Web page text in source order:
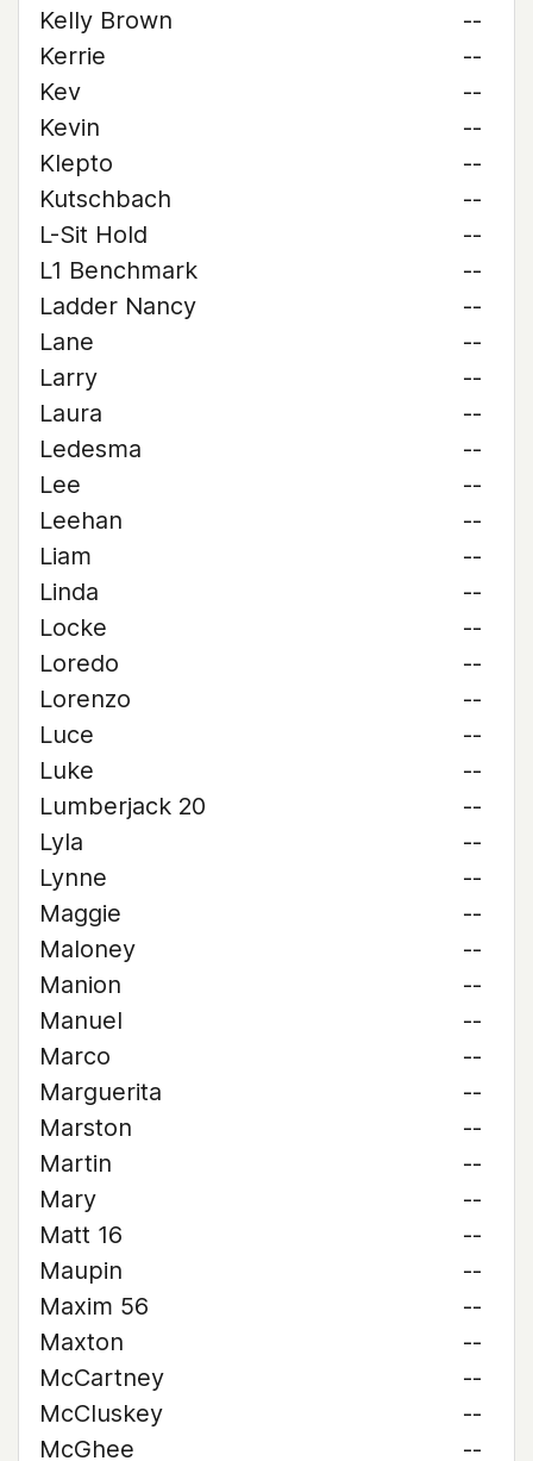
Kelly Brown
--
Kerrie
--
Kev
--
Kevin
--
Klepto
--
Kutschbach
--
L-Sit Hold
--
L1 Benchmark
--
Ladder Nancy
--
Lane
--
Larry
--
Laura
--
Ledesma
--
Lee
--
Leehan
--
Liam
--
Linda
--
Locke
--
Loredo
--
Lorenzo
--
Luce
--
Luke
--
Lumberjack 20
--
Lyla
--
Lynne
--
Maggie
--
Maloney
--
Manion
--
Manuel
--
Marco
--
Marguerita
--
Marston
--
Martin
--
Mary
--
Matt 16
--
Maupin
--
Maxim 56
--
Maxton
--
McCartney
--
McCluskey
--
McGhee
--